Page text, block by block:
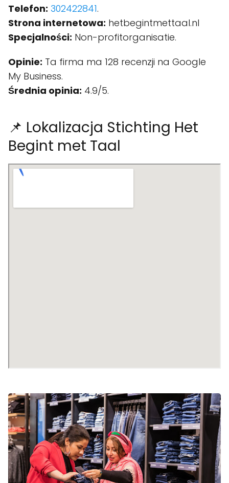
Telefon: 302422841.
Strona internetowa: hetbegintmettaal.nl
Specjalności: Non-profitorganisatie.
Opinie: Ta firma ma 128 recenzji na Google
My Business.
Średnia opinia: 4.9/5.
📌 Lokalizacja Stichting Het
Begint met Taal